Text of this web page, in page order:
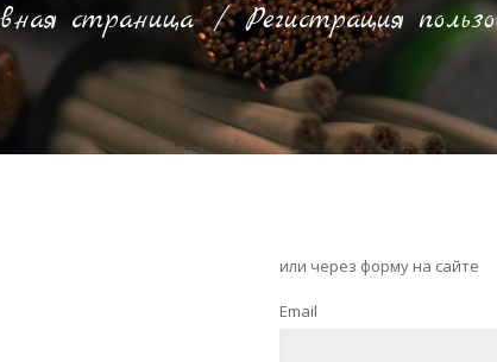
страница /Регистрация
или через форму на сайте
Email